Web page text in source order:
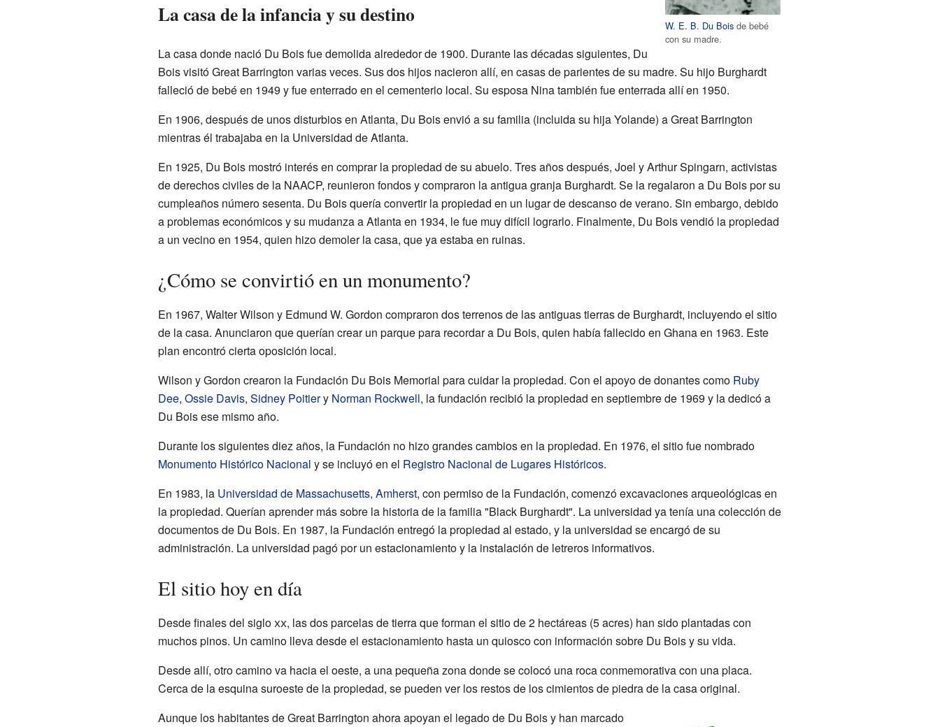
W. E. B. Du Bois de bebé
con su madre.
La casa de la infancia y su destino
La casa donde nació Du Bois fue demolida alrededor de 1900. Durante las décadas siguientes, Du
Bois visitó Great Barrington varias veces. Sus dos hijos nacieron allí, en casas de parientes de su madre. Su hijo Burghardt
falleció de bebé en 1949 y fue enterrado en el cementerio local. Su esposa Nina también fue enterrada allí en 1950.
En 1906, después de unos disturbios en Atlanta, Du Bois envió a su familia (incluida su hija Yolande) a Great Barrington
mientras él trabajaba en la Universidad de Atlanta.
En 1925, Du Bois mostró interés en comprar la propiedad de su abuelo. Tres años después, Joel y Arthur Spingarn, activistas
de derechos civiles de la NAACP, reunieron fondos y compraron la antigua granja Burghardt. Se la regalaron a Du Bois por su
cumpleaños número sesenta. Du Bois quería convertir la propiedad en un lugar de descanso de verano. Sin embargo, debido
a problemas económicos y su mudanza a Atlanta en 1934, le fue muy difícil lograrlo. Finalmente, Du Bois vendió la propiedad
a un vecino en 1954, quien hizo demoler la casa, que ya estaba en ruinas.
¿Cómo se convirtió en un monumento?
En 1967, Walter Wilson y Edmund W. Gordon compraron dos terrenos de las antiguas tierras de Burghardt, incluyendo el sitio
de la casa. Anunciaron que querían crear un parque para recordar a Du Bois, quien había fallecido en Ghana en 1963. Este
plan encontró cierta oposición local.
Wilson y Gordon crearon la Fundación Du Bois Memorial para cuidar la propiedad. Con el apoyo de donantes como Ruby
Dee, Ossie Davis, Sidney Poitiery Norman Rockwell, la fundación recibió la propiedad en septiembre de 1969 y la dedicó a
Du Bois ese mismo año.
Durante los siguientes diez años, la Fundación no hizo grandes cambios en la propiedad. En 1976, el sitio fue nombrado
Monumento Histórico Nacional y se incluyó en el Registro Nacional de Lugares Históricos.
En 1983, la Universidad de Massachusetts, Amherst, con permiso de la Fundación, comenzó excavaciones arqueológicas en
la propiedad. Querían aprender más sobre la historia de la familia "Black Burghardt". La universidad ya tenía una colección de
documentos de Du Bois. En 1987, la Fundación entregó la propiedad al estado, y la universidad se encargó de su
administración. La universidad pagó por un estacionamiento y la instalación de letreros informativos.
El sitio hoy en día
Desde finales del sigloxx, las dos parcelas de tierra que forman el sitio de 2 hectáreas (5 acres) han sido plantadas con
muchos pinos. Un camino lleva desde el estacionamiento hasta un quiosco con información sobre Du Bois y su vida.
Desde allí, otro camino va hacia el oeste, a una pequeña zona donde se colocó una roca conmemorativa con una placa.
Cerca de la esquina suroeste de la propiedad, se pueden ver los restos de los cimientos de piedra de la casa original.
Aunque los habitantes de Great Barrington ahora apoyan el legado de Du Bois y han marcado